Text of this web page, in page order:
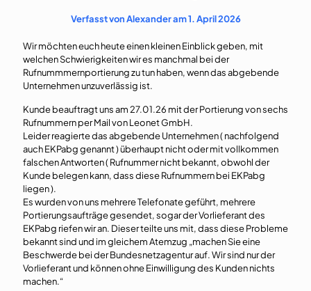
Verfasst von Alexander am 1. April 2026
Wir möchten euch heute einen kleinen Einblick geben, mit
welchen Schwierigkeiten wir es manchmal bei der
Rufnummmernportierung zu tun haben, wenn das abgebende
Unternehmen unzuverlässig ist.
Kunde beauftragt uns am 27.01.26 mit der Portierung von sechs
Rufnummern per Mail von Leonet GmbH.
Leider reagierte das abgebende Unternehmen ( nachfolgend
auch EKPabg genannt ) überhaupt nicht oder mit vollkommen
falschen Antworten ( Rufnummer nicht bekannt, obwohl der
Kunde belegen kann, dass diese Rufnummern bei EKPabg
liegen ).
Es wurden von uns mehrere Telefonate geführt, mehrere
Portierungsaufträge gesendet, sogar der Vorlieferant des
EKPabg riefen wir an. Dieser teilte uns mit, dass diese Probleme
bekannt sind und im gleichem Atemzug „machen Sie eine
Beschwerde bei der Bundesnetzagentur auf. Wir sind nur der
Vorlieferant und können ohne Einwilligung des Kunden nichts
machen.“